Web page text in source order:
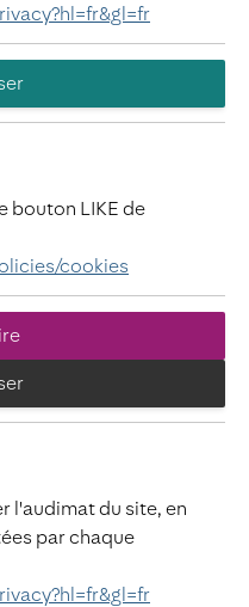
bouton LIKE de
cookies
l'audimat du site, en
par chaque